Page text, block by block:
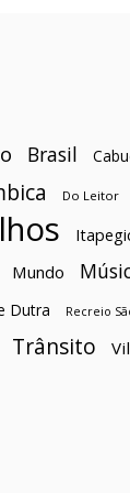
Brasil
Do Leitor
Mundo
Dutra Recreio
Trânsito